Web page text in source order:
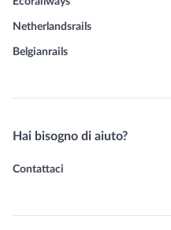
Netherlandsrails
Belgianrails
Hai bisogno di aiuto?
Contattaci